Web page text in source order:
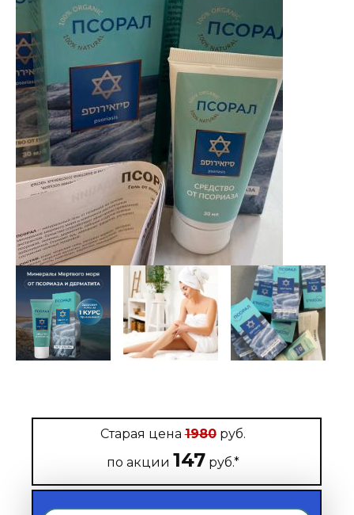
Старая цена1980руб.
по акции 147 руб.*